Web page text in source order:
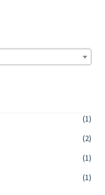
(1)
(2)
(1)
(1)